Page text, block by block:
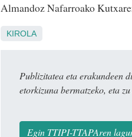
Almandoz Nafarroako
KIROLA
Publizitatea eta erakundeen
etorkizuna bermatzeko, eta
Egin TTIPI-TTAPAren